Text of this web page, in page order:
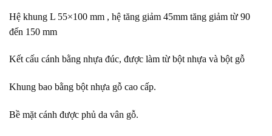
Hệ khung L 55×100 mm , hệ tăng giảm 45mm tăng giảm từ 90
đến 150 mm
Kết cấu cánh bằng nhựa đúc, được làm từ bột nhựa và bột gỗ
Khung bao bằng bột nhựa gỗ cao cấp.
Bề mặt cánh được phủ da vân gỗ.